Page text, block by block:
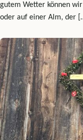
gutem Wetter können
oder auf einer Alm, der